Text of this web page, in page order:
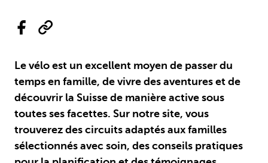
Le vélo est un excellent moyen de passer du
temps en famille, de vivre des aventures et de
découvrir la Suisse de manière active sous
toutes ses facettes. Sur notre site, vous
trouverez des circuits adaptés aux familles
sélectionnés avec soin, des conseils pratiques